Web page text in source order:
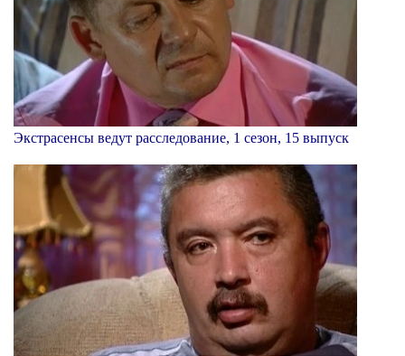
Экстрасенсы ведут расследование, 1 сезон, 15 выпуск